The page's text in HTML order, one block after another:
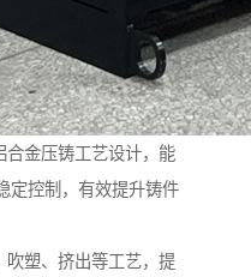
合金压铸工艺设计，能
定控制，有效提升铸件
吹塑、挤出等工艺，提